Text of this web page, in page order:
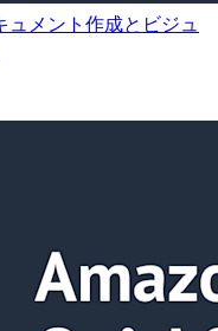
ュメント作成とビジュ